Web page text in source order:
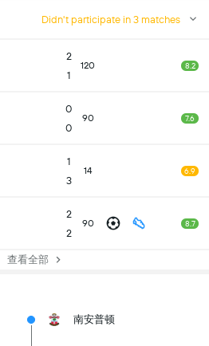
Didn't participate in 3 matches
2
1
120 8.2
0
0
90 7.6
1
3
14 6.9
2
2
90 8.7
查看全部
南安普顿